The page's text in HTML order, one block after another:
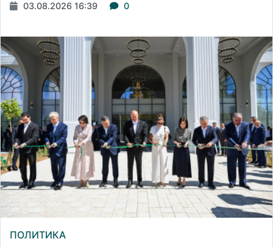
03.08.2026 16:39 0
ПОЛИТИКА